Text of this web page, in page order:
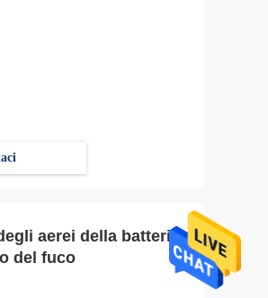
aerei della batteria
del fuco